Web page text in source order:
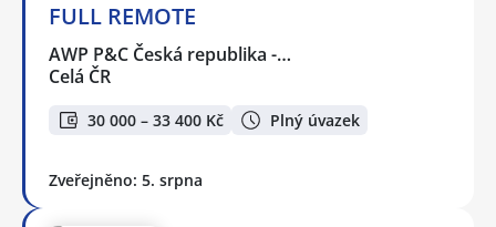
FULL REMOTE
AWP P&C Česká republika -…
Celá ČR
30 000 – 33 400 Kč Plný úvazek
Zveřejněno: 5. srpna